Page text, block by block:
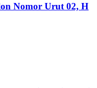
Nomor Urut 02, H